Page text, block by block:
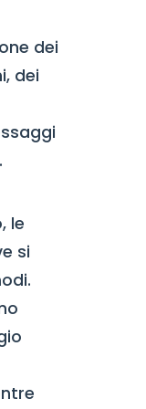
dei
dei
le
si